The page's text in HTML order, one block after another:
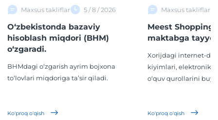
Maxsus takliflar 5 / 8 / 2026
O‘zbekistonda bazaviy
hisoblash miqdori (BHM)
o‘zgaradi.
BHMdagi o‘zgarish ayrim bojxona
to‘lovlari miqdoriga ta’sir qiladi.
Ko'proq o'qish
Maxsus takliflar
Meest Shopping
maktabga
Xorijdagi internet-
kiyimlari, elektronika,
o‘quv qurollarini
Ko'proq o'qish